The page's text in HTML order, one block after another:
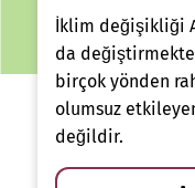
İklim değişikliği
da
birçok yönden
olumsuz
değildir.